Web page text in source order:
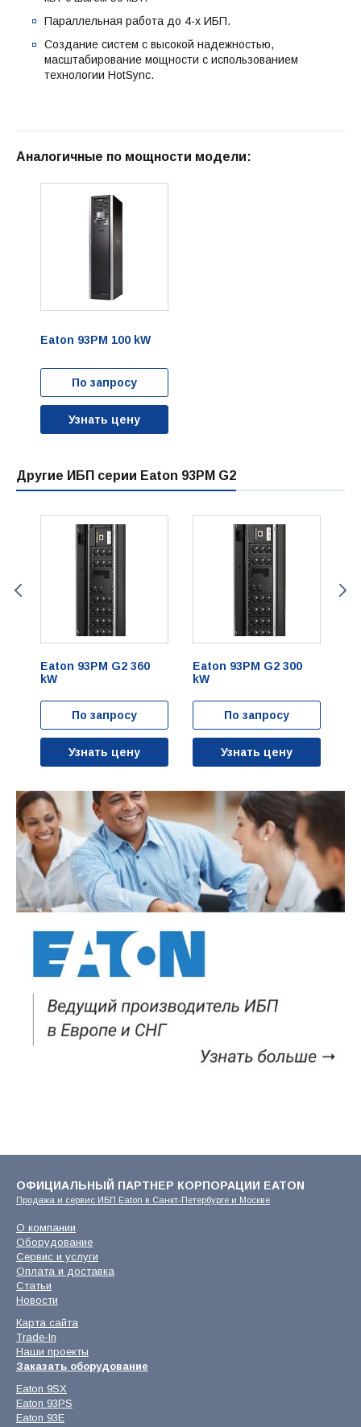
Параллельная работа до 4-х ИБП.
Создание систем с высокой надежностью,
масштабирование мощности с использованием
технологии HotSync.
Аналогичные по мощности модели:
Eaton 93PM 100 kW
По запросу
Узнать цену
Другие ИБП серии Eaton 93PM G2
Eaton 93PM G2 360
kW
По запросу
Узнать цену
Eaton 93PM G2 300
kW
По запросу
Узнать цену
ОФИЦИАЛЬНЫЙ ПАРТНЕР КОРПОРАЦИИ EATON
Продажа и сервис ИБП Eaton в Санкт-Петербурге и Москве
О компании
Оборудование
Сервис и услуги
Оплата и доставка
Статьи
Новости
Карта сайта
Trade-In
Наши проекты
Заказать оборудование
Eaton 9SX
Eaton 93PS
Eaton 93E